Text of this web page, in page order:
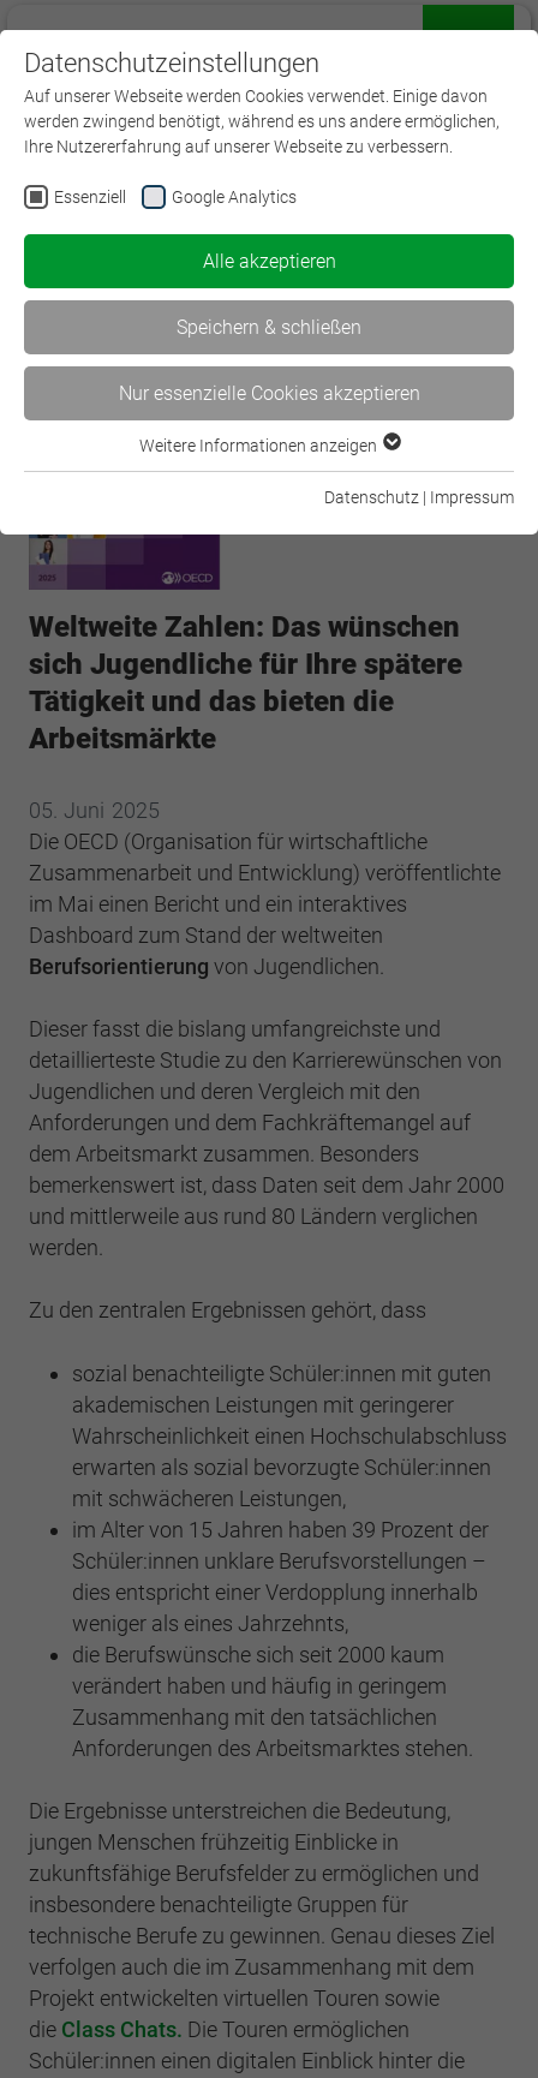
< Der Blick in die…
Künstliche Intelligenz am… >
Weltweite Zahlen: Das wünschen
sich Jugendliche für Ihre spätere
Tätigkeit und das bieten die
Arbeitsmärkte
05. Juni 2025
Die OECD (Organisation für wirtschaftliche
Zusammenarbeit und Entwicklung) veröffentlichte
im Mai einen Bericht und ein interaktives
Dashboard zum Stand der weltweiten
Berufsorientierung von Jugendlichen.
Dieser fasst die bislang umfangreichste und
detaillierteste Studie zu den Karrierewünschen von
Jugendlichen und deren Vergleich mit den
Anforderungen und dem Fachkräftemangel auf
dem Arbeitsmarkt zusammen. Besonders
bemerkenswert ist, dass Daten seit dem Jahr 2000
und mittlerweile aus rund 80 Ländern verglichen
werden.
Zu den zentralen Ergebnissen gehört, dass
sozial benachteiligte Schüler:innen mit guten
akademischen Leistungen mit geringerer
Wahrscheinlichkeit einen Hochschulabschluss
erwarten als sozial bevorzugte Schüler:innen
mit schwächeren Leistungen,
im Alter von 15 Jahren haben 39 Prozent der
Schüler:innen unklare Berufsvorstellungen –
dies entspricht einer Verdopplung innerhalb
weniger als eines Jahrzehnts,
die Berufswünsche sich seit 2000 kaum
verändert haben und häufig in geringem
Zusammenhang mit den tatsächlichen
Anforderungen des Arbeitsmarktes stehen.
Die Ergebnisse unterstreichen die Bedeutung,
jungen Menschen frühzeitig Einblicke in
zukunftsfähige Berufsfelder zu ermöglichen und
insbesondere benachteiligte Gruppen für
technische Berufe zu gewinnen. Genau dieses Ziel
verfolgen auch die im Zusammenhang mit dem
Projekt entwickelten virtuellen Touren sowie
die Class Chats. Die Touren ermöglichen
Schüler:innen einen digitalen Einblick hinter die
Datenschutzeinstellungen
Auf unserer Webseite werden Cookies verwendet. Einige davon
werden zwingend benötigt, während es uns andere ermöglichen,
Ihre Nutzererfahrung auf unserer Webseite zu verbessern.
Essenziell Google Analytics
Alle akzeptieren
Speichern & schließen
Nur essenzielle Cookies akzeptieren
Essenzielle Cookies werden für grundlegende Funktionen der
Webseite einwandfrei funktioniert.
Name cookie_optin
Anbieter BWV Südwest
Laufzeit 1 Jahr
SgCookieOptin.lastPreferences
Anbieter BWV Südwest
Zweck
Dieser Wert speichert Ihre Consent-
Einstellungen. Unter anderem eine zufällig
generierte ID, für die historische
Speicherung Ihrer vorgenommen
Einstellungen, falls der Webseiten-Betreiber
dies eingestellt hat.
Anbieter BWV Südwest
Laufzeit Sitzungsende
Zweck
Speicherung der Benutzer-ID bei
Anmeldung über den Webseiten-Login .
Cookie-Informationen anzeigen
Google Analytics
Name _ga
Laufzeit
Zweck
Registriert eine eindeutige ID, die verwendet
wird, um statistische Daten dazu, wie der
Besucher die Website nutzt, zu generieren.
Anbieter Google Analytics
Laufzeit 2 Jahre
Zweck
Sammelt Daten dazu, wie oft ein Benutzer
eine Website besucht hat, sowie Daten für
den ersten und letzten Besuch. Von Google
Anbieter Google Analytics
Laufzeit 1 Tag
Zweck
Registriert eine eindeutige ID, die verwendet
wird, um statistische Daten dazu, wie der
Besucher die Website nutzt, zu generieren.
Cookie-Informationen anzeigen
Weitere Informationen anzeigen
Datenschutz | Impressum